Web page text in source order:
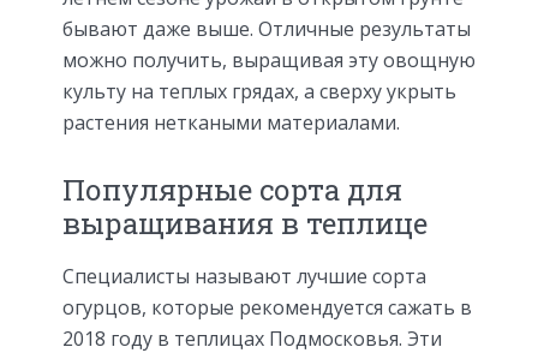
бывают даже выше. Отличные результаты
можно получить, выращивая эту овощную
культу на теплых грядах, а сверху укрыть
растения неткаными материалами.
Популярные сорта для
выращивания в теплице
Специалисты называют лучшие сорта
огурцов, которые рекомендуется сажать в
2018 году в теплицах Подмосковья. Эти